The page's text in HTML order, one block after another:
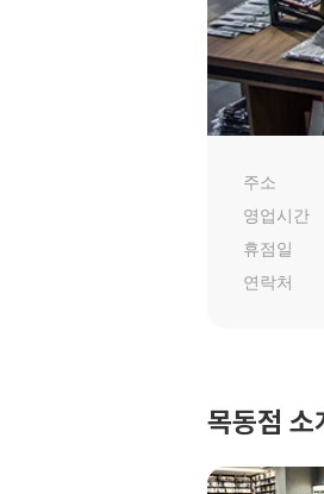
주소
영업시간
휴점일
연락처
목동점 소